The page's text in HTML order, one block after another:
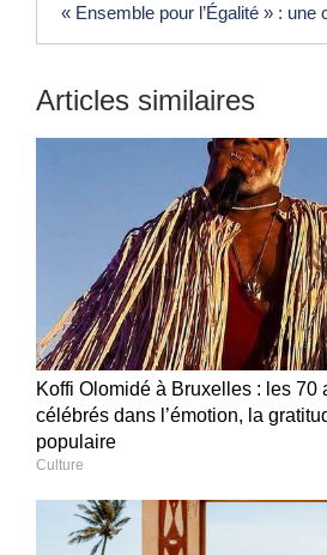
Articles similaires
Koffi Olomidé à Bruxelles : les 70
célébrés dans l’émotion, la
populaire
Culture